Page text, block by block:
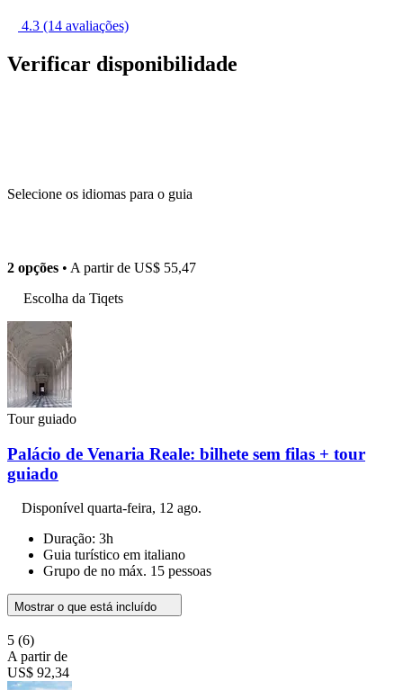
4.3 (14 avaliações)
Verificar disponibilidade
Selecione os idiomas para o guia
2 opções • A partir de US$ 55,47
Escolha da Tiqets
Tour guiado
Palácio de Venaria Reale: bilhete sem filas + tour
guiado
Disponível quarta-feira, 12 ago.
Duração: 3h
Guia turístico em italiano
Grupo de no máx. 15 pessoas
Mostrar o que está incluído
5 (6)
A partir de
US$ 92,34